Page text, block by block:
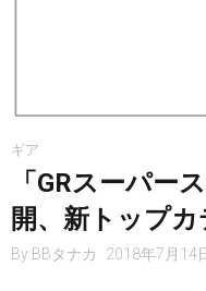
ギア
「GRスーパー
開、新トップ
By BBタナカ 2018年7月14